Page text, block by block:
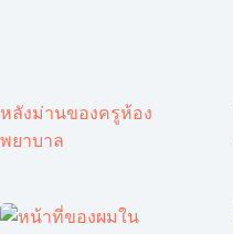
หลังม่านของครูห้อง
พยาบาล